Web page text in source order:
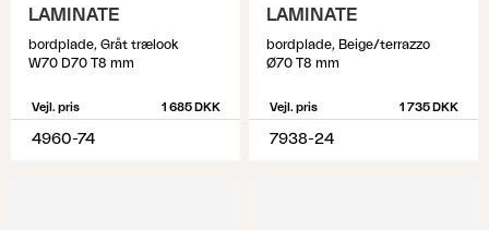
LAMINATE
bordplade, Gråt trælook
W70 D70 T8 mm
Vejl. pris 1 685 DKK
4960-74
LAMINATE
bordplade, Beige/terrazzo
Ø70 T8 mm
Vejl. pris 1 735 DKK
7938-24